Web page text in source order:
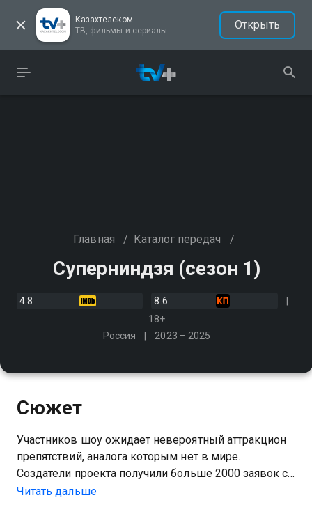
Казахтелеком
ТВ, фильмы и сериалы
Открыть
Главная / Каталог передач /
Суперниндзя (сезон 1)
4.8
8.6
18+
Россия
2023 – 2025
Сюжет
Участников шоу ожидает невероятный аттракцион
препятствий, аналога которым нет в мире.
Создатели проекта получили больше 2000 заявок со
всей России. В итоге в борьбу вступили 175
Читать дальше